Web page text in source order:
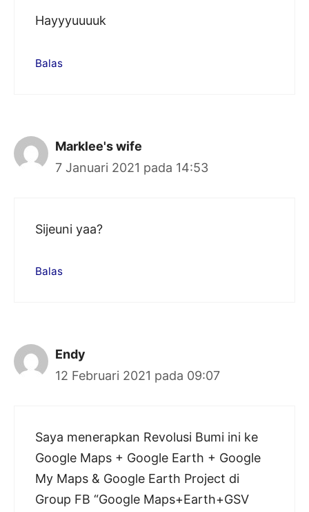
Hayyyuuuuk
Balas
Marklee's wife
7 Januari 2021 pada 14:53
Sijeuni yaa?
Balas
Endy
12 Februari 2021 pada 09:07
Saya menerapkan Revolusi Bumi ini ke
Google Maps + Google Earth + Google
My Maps & Google Earth Project di
Group FB “Google Maps+Earth+GSV